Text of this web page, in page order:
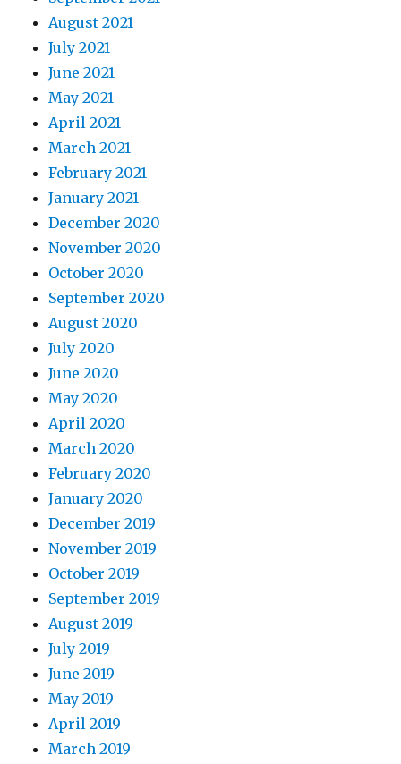
August 2021
July 2021
June 2021
May 2021
April 2021
March 2021
February 2021
January 2021
December 2020
November 2020
October 2020
September 2020
August 2020
July 2020
June 2020
May 2020
April 2020
March 2020
February 2020
January 2020
December 2019
November 2019
October 2019
September 2019
August 2019
July 2019
June 2019
May 2019
April 2019
March 2019